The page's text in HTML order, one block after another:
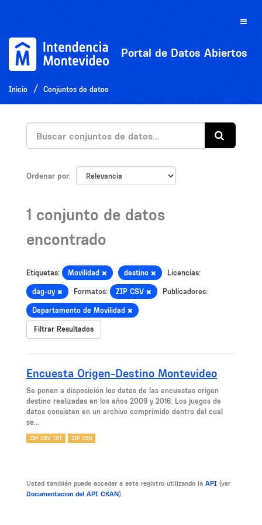
Toggle
Portal de Datos Abiertos
Inicio Conjuntos de datos
Ordenar por
1 conjunto de datos
encontrado
Etiquetas: Movilidad destino Licencias:
dag-uy Formatos: ZIP CSV Publicadores:
Departamento de Movilidad
Filtrar Resultados
Encuesta Origen-Destino Montevideo
Se ponen a disposición los datos de las encuestas origen
destino realizadas en los años 2009 y 2016. Los juegos de
datos consisten en un archivo comprimido dentro del cual
se...
ZIP CSV TXT ZIP CSV
Usted también puede acceder a este registro utilizando la API (ver
Documentacion del API CKAN).